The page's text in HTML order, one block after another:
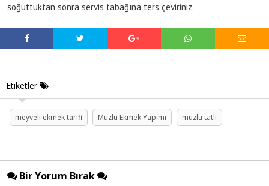
soğuttuktan sonra servis tabağına ters çeviriniz.
Etiketler
meyveli ekmek tarifi Muzlu Ekmek Yapımı muzlu tatlı
Bir Yorum Bırak